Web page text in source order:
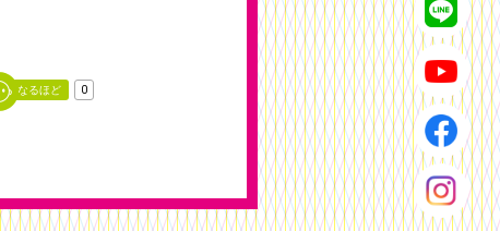
なるほど 0